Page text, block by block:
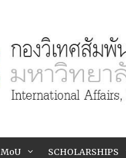
MoU SCHOLARSHIPS